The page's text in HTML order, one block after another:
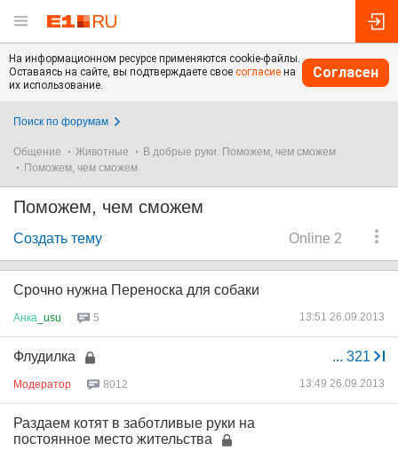
На информационном ресурсе применяются cookie-файлы.
Оставаясь на сайте, вы подтверждаете свое согласие на
их использование.
Согласен
Поиск по форумам
Общение Животные
В добрые руки. Поможем, чем сможем
Поможем, чем сможем
Поможем, чем сможем
Online 2
Создать тему
Срочно нужна Переноска для собаки
Анка _usu 5 13:51 26.09.2013
... 321
Флудилка
Модератор 8012 13:49 26.09.2013
Раздаем котят в заботливые руки на
постоянное место жительства